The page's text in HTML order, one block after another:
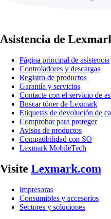
Asistencia de
Página principal de asistencia
Controladores y descargas
Registro de productos
Garantía y servicios
Contacte con el servicio de
Buscar tóner de Lexmark
Etiquetas de devolución de
Comprobar para proteger
Avisos de productos
Compatibilidad con SO
Lexmark MobileTech
Visite Lexmark.com
Impresoras
Consumibles y accesorios
Sectores y soluciones